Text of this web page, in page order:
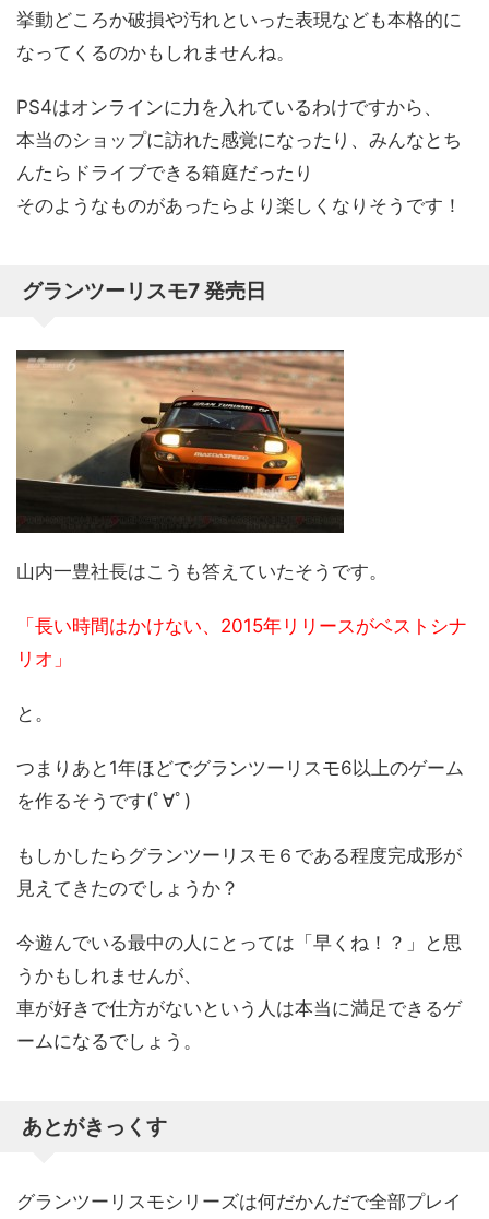
挙動どころか破損や汚れといった表現なども本格的に
なってくるのかもしれませんね。
PS4はオンラインに力を入れているわけですから、
本当のショップに訪れた感覚になったり、みんなとち
んたらドライブできる箱庭だったり
そのようなものがあったらより楽しくなりそうです！
グランツーリスモ7 発売日
山内一豊社長はこうも答えていたそうです。
「長い時間はかけない、2015年リリースがベストシナ
リオ」
と。
つまりあと1年ほどでグランツーリスモ6以上のゲーム
を作るそうです(ﾟ∀ﾟ)
もしかしたらグランツーリスモ６である程度完成形が
見えてきたのでしょうか？
今遊んでいる最中の人にとっては「早くね！？」と思
うかもしれませんが、
車が好きで仕方がないという人は本当に満足できるゲ
ームになるでしょう。
あとがきっくす
グランツーリスモシリーズは何だかんだで全部プレイ